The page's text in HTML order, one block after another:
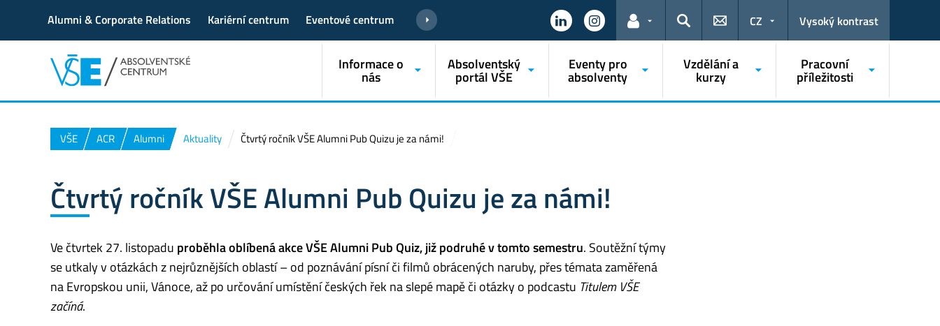
Alumni & Corporate Relations Kariérní centrum Eventové centrum
Odkazy pro uživatele
Hledat
CZ Vysoký kontrast
Informace o
nás
Absolventský
portál VŠE
Eventy pro
absolventy
Vzdělání a
kurzy
Pracovní
příležitosti
VŠE ACR Alumni Aktuality Čtvrtý ročník VŠE Alumni Pub Quizu je za námi!
Čtvrtý ročník VŠE Alumni Pub Quizu je za námi!
Ve čtvrtek 27. listopadu proběhla oblíbená akce VŠE Alumni Pub Quiz, již podruhé v tomto semestru. Soutěžní týmy
se utkaly v otázkách z nejrůznějších oblastí – od poznávání písní či filmů obrácených naruby, přes témata zaměřená
na Evropskou unii, Vánoce, až po určování umístění českých řek na slepé mapě či otázky o podcastu Titulem VŠE
začíná.